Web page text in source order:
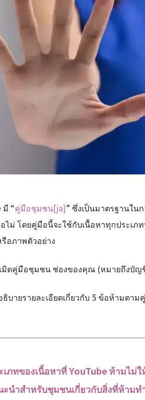
มี “คู่มือชุมชน[ja]” ซึ่งเป็นมาตรฐานใ
ไม่ โดยคู่มือนี้จะใช้กับเนื้อหาทุกประเ
อภาพตัวอย่าง
มิดคู่มือชุมชน ช่องของคุณ (หมายถึงบัญ
ธิบายรายละเอียดเกี่ยวกับ 5 ข้อห้ามตา
เภทของเนื้อหาที่ YouTube ห้ามไม่
ะนำสำหรับชุมชนเกี่ยวกับสิ่งที่ห้าม